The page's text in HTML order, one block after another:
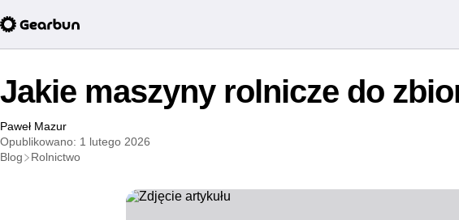
Jakie maszyny rolnicze do
Paweł Mazur
Opublikowano: 1 lutego 2026
Blog
Rolnictwo